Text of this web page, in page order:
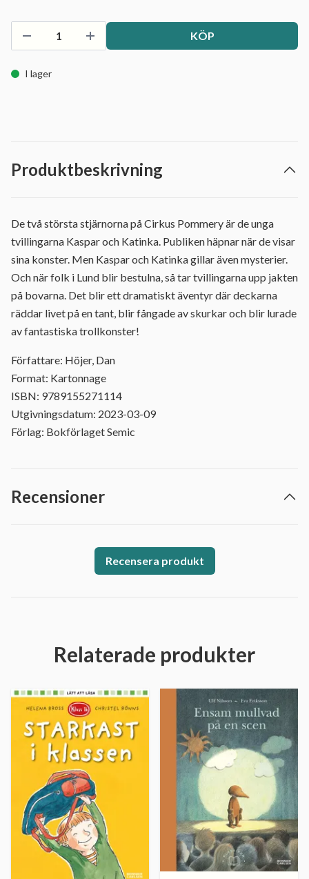
KÖP
I lager
Produktbeskrivning
De två största stjärnorna på Cirkus Pommery är de unga
tvillingarna Kaspar och Katinka. Publiken häpnar när de visar
sina konster. Men Kaspar och Katinka gillar även mysterier.
Och när folk i Lund blir bestulna, så tar tvillingarna upp jakten
på bovarna. Det blir ett dramatiskt äventyr där deckarna
räddar livet på en tant, blir fångade av skurkar och blir lurade
av fantastiska trollkonster!
Författare: Höjer, Dan
Format: Kartonnage
ISBN: 9789155271114
Utgivningsdatum: 2023-03-09
Förlag: Bokförlaget Semic
Recensioner
Recensera produkt
Relaterade produkter